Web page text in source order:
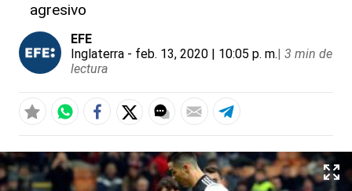
agresivo
EFE
Inglaterra - feb. 13, 2020 | 10:05 p. m.| 3 min de
lectura